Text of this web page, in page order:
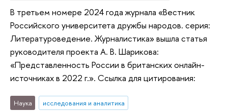
В третьем номере 2024 года журнала «Вестник
Российского университета дружбы народов. серия:
Литературоведение. Журналистика» вышла статья
руководителя проекта А. В. Шарикова:
«Представленность России в британских онлайн-
источниках в 2022 г.». Ссылка для цитирования:
Наука исследования и аналитика